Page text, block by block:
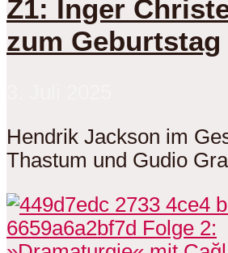
Z1: Inger
zum Geburtstag
Hendrik Jackson im
Thastum und Gudio